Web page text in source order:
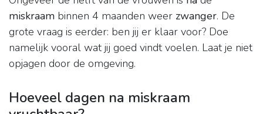
miskraam binnen 4 maanden weer zwanger. De
grote vraag is eerder: ben jij er klaar voor? Doe
namelijk vooral wat jij goed vindt voelen. Laat je niet
opjagen door de omgeving.
Hoeveel dagen na miskraam